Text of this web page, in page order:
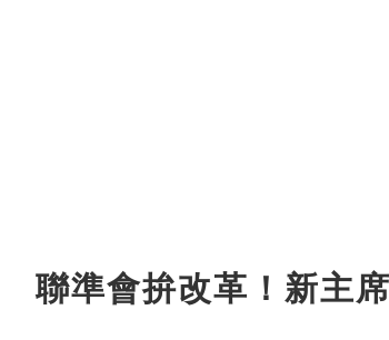
聯準會拚改革！新主